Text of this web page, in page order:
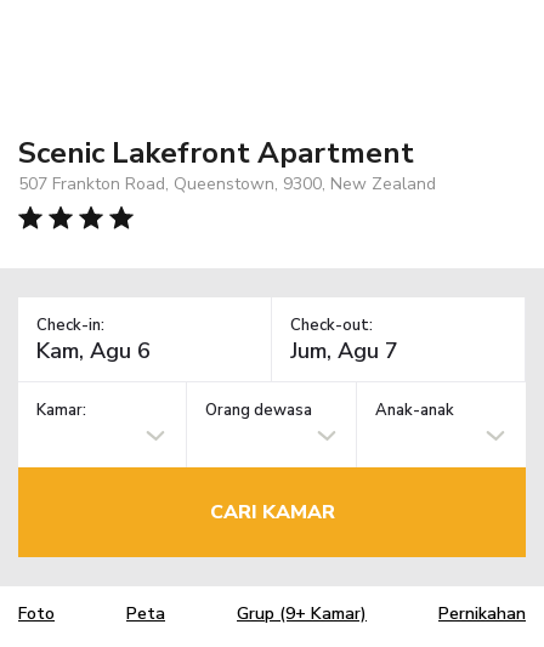
Scenic Lakefront Apartment
507 Frankton Road, Queenstown, 9300, New Zealand
Check-in: Check-out:
Kamar: Orang dewasa Anak-anak
CARI KAMAR
Foto Peta Grup (9+ Kamar) Pernikahan